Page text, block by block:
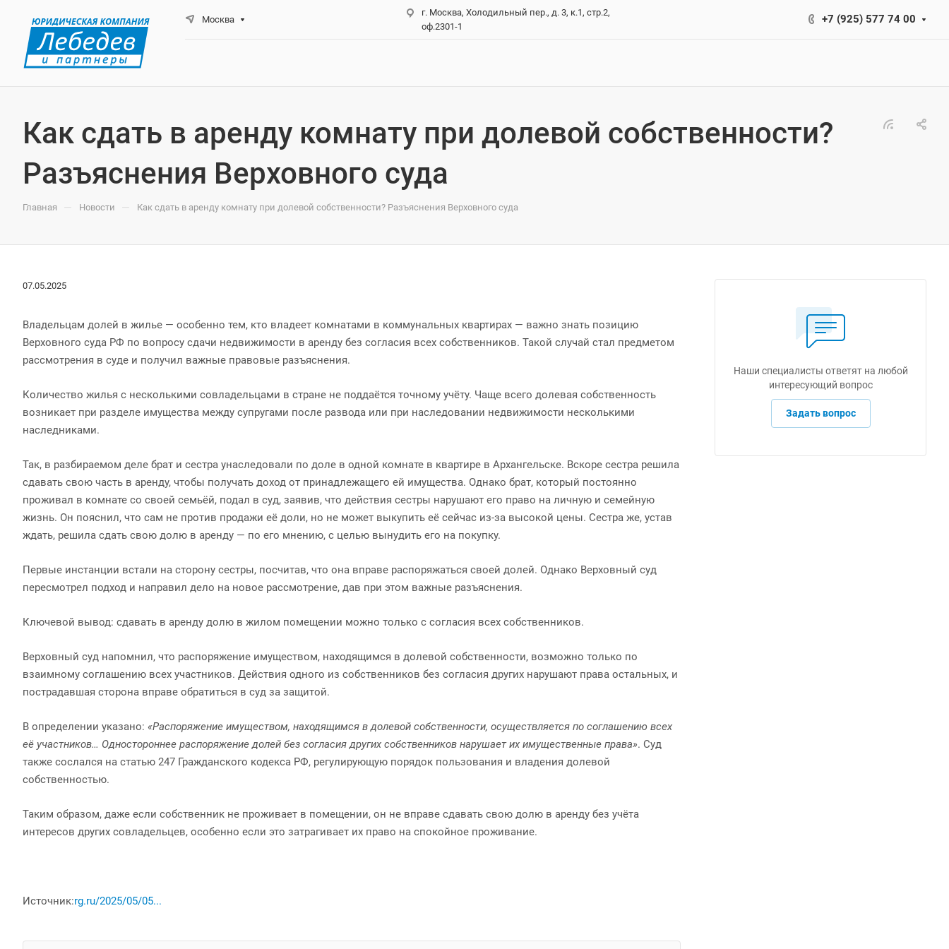
Москва
г. Москва, Холодильный пер., д. 3, к.1, стр.2,
оф.2301-1
+7 (925) 577 74 00
Как сдать в аренду комнату при долевой собственности?
Разъяснения Верховного суда
Главная — Новости — Как сдать в аренду комнату при долевой собственности? Разъяснения Верховного суда
07.05.2025
Владельцам долей в жилье — особенно тем, кто владеет комнатами в коммунальных квартирах — важно знать позицию
Верховного суда РФ по вопросу сдачи недвижимости в аренду без согласия всех собственников. Такой случай стал предметом
рассмотрения в суде и получил важные правовые разъяснения.
Количество жилья с несколькими совладельцами в стране не поддаётся точному учёту. Чаще всего долевая собственность
возникает при разделе имущества между супругами после развода или при наследовании недвижимости несколькими
наследниками.
Так, в разбираемом деле брат и сестра унаследовали по доле в одной комнате в квартире в Архангельске. Вскоре сестра решила
сдавать свою часть в аренду, чтобы получать доход от принадлежащего ей имущества. Однако брат, который постоянно
проживал в комнате со своей семьёй, подал в суд, заявив, что действия сестры нарушают его право на личную и семейную
жизнь. Он пояснил, что сам не против продажи её доли, но не может выкупить её сейчас из-за высокой цены. Сестра же, устав
ждать, решила сдать свою долю в аренду — по его мнению, с целью вынудить его на покупку.
Первые инстанции встали на сторону сестры, посчитав, что она вправе распоряжаться своей долей. Однако Верховный суд
пересмотрел подход и направил дело на новое рассмотрение, дав при этом важные разъяснения.
Ключевой вывод: сдавать в аренду долю в жилом помещении можно только с согласия всех собственников.
Верховный суд напомнил, что распоряжение имуществом, находящимся в долевой собственности, возможно только по
взаимному соглашению всех участников. Действия одного из собственников без согласия других нарушают права остальных, и
пострадавшая сторона вправе обратиться в суд за защитой.
В определении указано: «Распоряжение имуществом, находящимся в долевой собственности, осуществляется по соглашению всех
её участников… Одностороннее распоряжение долей без согласия других собственников нарушает их имущественные права». Суд
также сослался на статью 247 Гражданского кодекса РФ, регулирующую порядок пользования и владения долевой
собственностью.
Таким образом, даже если собственник не проживает в помещении, он не вправе сдавать свою долю в аренду без учёта
интересов других совладельцев, особенно если это затрагивает их право на спокойное проживание.
Источник:rg.ru/2025/05/05...
Наши специалисты ответят на любой
интересующий вопрос
Задать вопрос